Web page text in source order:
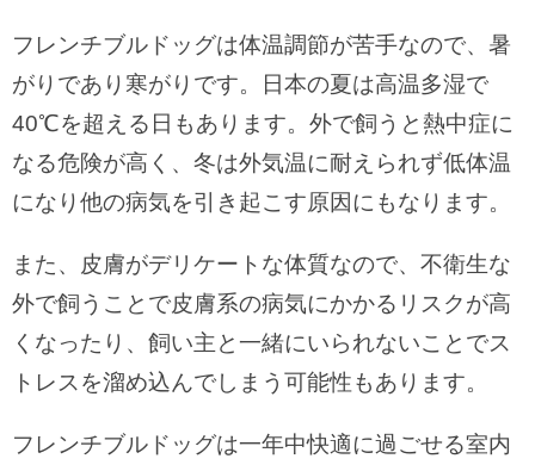
フレンチブルドッグは体温調節が苦手なので、暑
がりであり寒がりです。日本の夏は高温多湿で
40℃を超える日もあります。外で飼うと熱中症に
なる危険が高く、冬は外気温に耐えられず低体温
になり他の病気を引き起こす原因にもなります。
また、皮膚がデリケートな体質なので、不衛生な
外で飼うことで皮膚系の病気にかかるリスクが高
くなったり、飼い主と一緒にいられないことでス
トレスを溜め込んでしまう可能性もあります。
フレンチブルドッグは一年中快適に過ごせる室内